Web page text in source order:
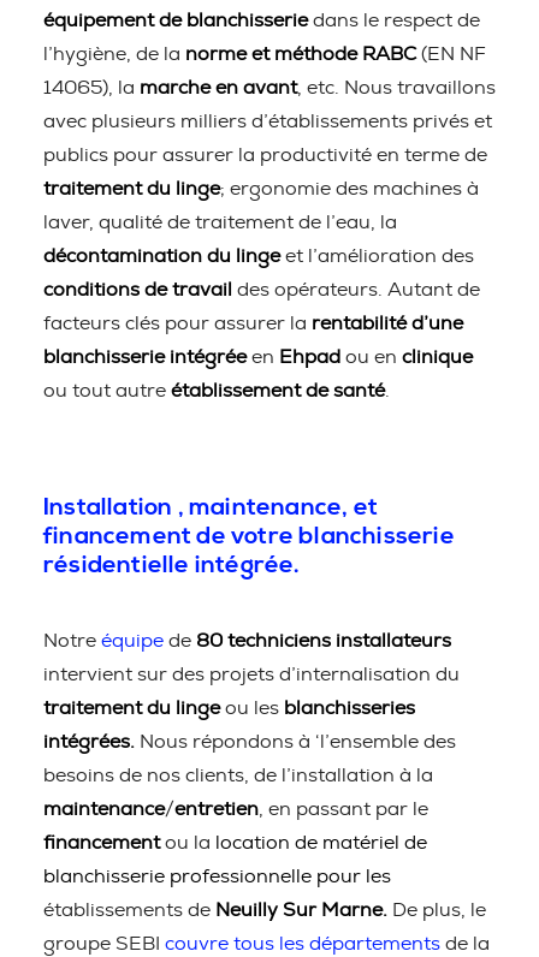
équipement de blanchisseriedans le respect de
l’hygiène, de la norme et méthode RABC(EN NF
14065), la marche en avant, etc. Nous travaillons
avec plusieurs milliers d’établissements privés et
publics pour assurer la productivité en terme de
traitement du linge; ergonomie des machines à
laver, qualité de traitement de l’eau, la
décontamination du lingeet l’amélioration des
conditions de travail des opérateurs. Autant de
facteurs clés pour assurer la rentabilité d’une
blanchisserie intégréeen Ehpad ou en clinique
ou tout autre établissement de santé.
Installation , maintenance, et
financement de votre blanchisserie
résidentielle intégrée.
Notre équipe de 80 techniciens installateurs
intervient sur des projets d’internalisation du
traitement du lingeou les blanchisseries
intégrées. Nous répondons à ‘l’ensemble des
besoins de nos clients, de l’installation à la
maintenance/entretien , en passant par le
financementou la location de matériel de
blanchisserie professionnelle pour les
établissements de Neuilly Sur Marne. De plus, le
groupe SEBI couvre tous les départements de la